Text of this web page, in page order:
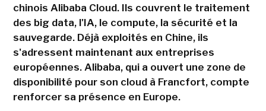
chinois Alibaba Cloud. Ils couvrent le traitement
des big data, l'IA, le compute, la sécurité et la
sauvegarde. Déjà exploités en Chine, ils
s'adressent maintenant aux entreprises
européennes. Alibaba, qui a ouvert une zone de
disponibilité pour son cloud à Francfort, compte
renforcer sa présence en Europe.